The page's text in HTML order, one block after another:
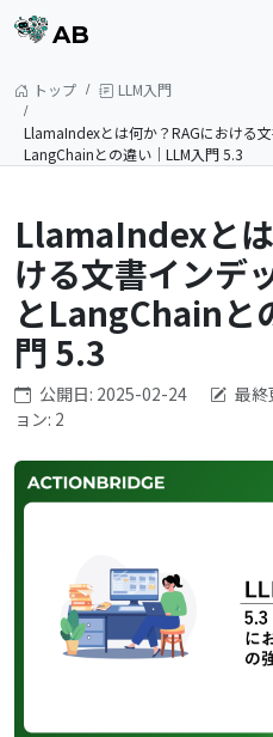
AB
トップ LLM入門
LlamaIndexとは何か？RAGにおける
LangChainとの違い｜LLM入門 5.3
LlamaIndexと
ける文書インデ
とLangChainと
門 5.3
公開日: 2025-02-24 最
ョン: 2